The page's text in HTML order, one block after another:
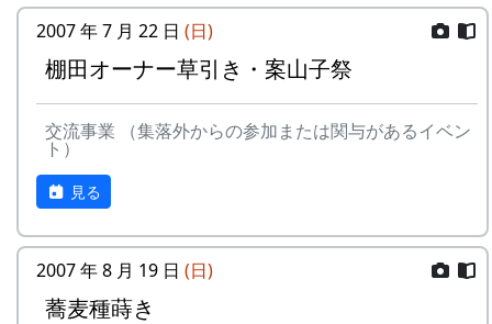
2007 年 7 月 22 日 (日)
棚田オーナー草引き・案山子祭
交流事業 （集落外からの参加または関与があるイベン
ト）
見る
2007 年 8 月 19 日 (日)
蕎麦種蒔き